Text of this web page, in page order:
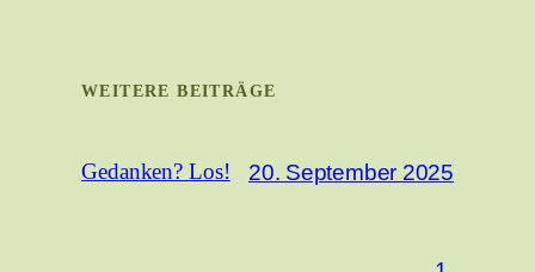
WEITERE BEITRÄGE
Gedanken? Los! 20. September 2025